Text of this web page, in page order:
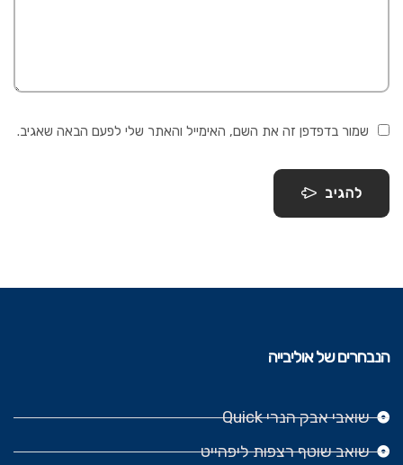
שמור בדפדפן זה את השם, האימייל והאתר שלי לפעם הבאה שאגיב.
להגיב
הנבחרים של אוליבייה
שואבי אבק הנרי Quick
שואב שוטף רצפות ליפהייט